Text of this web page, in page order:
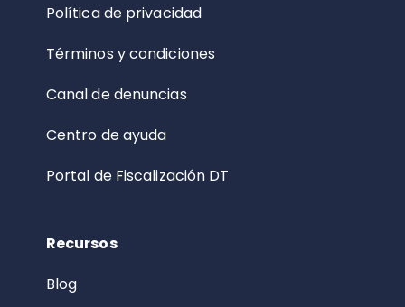
Política de privacidad
Términos y condiciones
Canal de denuncias
Centro de ayuda
Portal de Fiscalización DT
Recursos
Blog